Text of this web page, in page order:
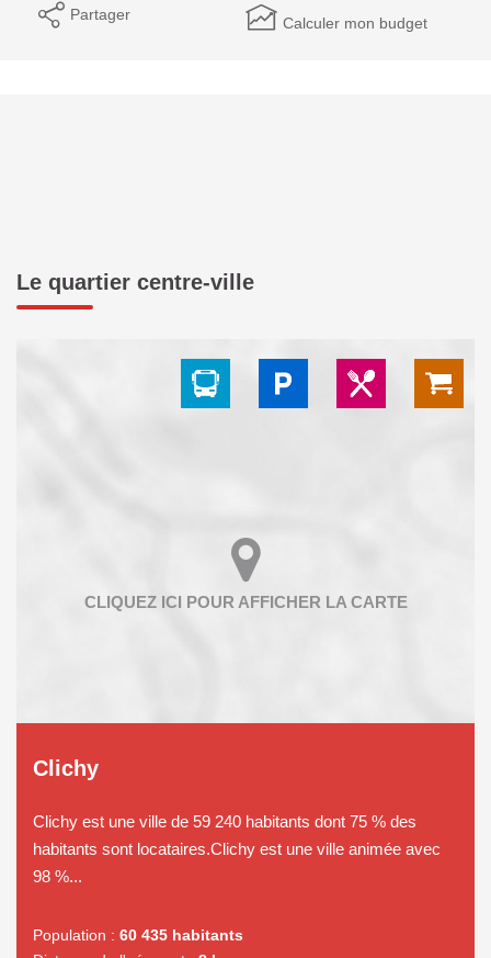
Partager Calculer mon budget
Le quartier centre-ville
Clichy
Clichy est une ville de 59 240 habitants dont 75 % des
habitants sont locataires.Clichy est une ville animée avec
98 %...
Population : 60 435 habitants